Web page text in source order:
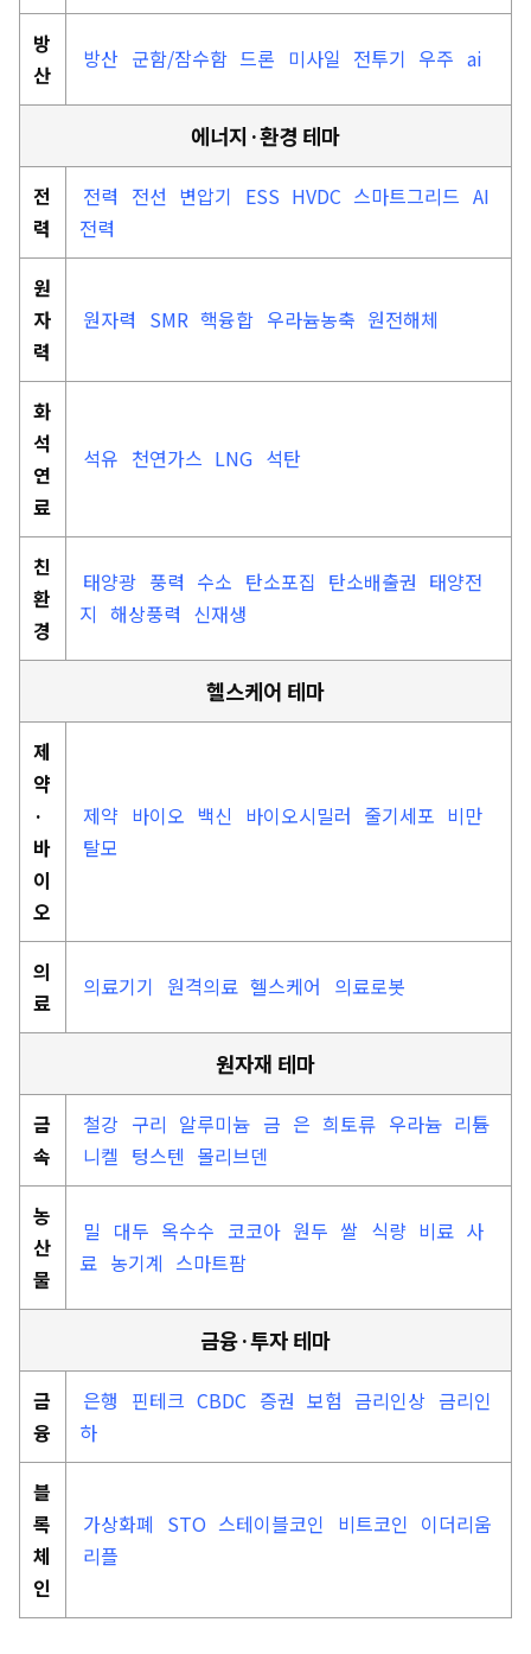
방
산
방산 군함/잠수함 드론 미사일 전투기 우주 ai
에너지·환경 테마
전
력
전력 전선 변압기 ESS HVDC 스마트그리드 AI
전력
원
자
력
원자력 SMR 핵융합 우라늄농축 원전해체
화
석
연
료
석유 천연가스 LNG 석탄
친
환
경
태양광 풍력 수소 탄소포집 탄소배출권 태양전
지 해상풍력 신재생
헬스케어 테마
제
약
·
바
이
오
제약 바이오 백신 바이오시밀러 줄기세포 비만
탈모
의
료
의료기기 원격의료 헬스케어 의료로봇
원자재 테마
금
속
철강 구리 알루미늄 금 은 희토류 우라늄 리튬
니켈 텅스텐 몰리브덴
농
산
물
밀 대두 옥수수 코코아 원두 쌀 식량 비료 사
료 농기계 스마트팜
금융·투자 테마
금
융
은행 핀테크 CBDC 증권 보험 금리인상 금리인
하
블
록
체
인
가상화폐 STO 스테이블코인 비트코인 이더리움
리플